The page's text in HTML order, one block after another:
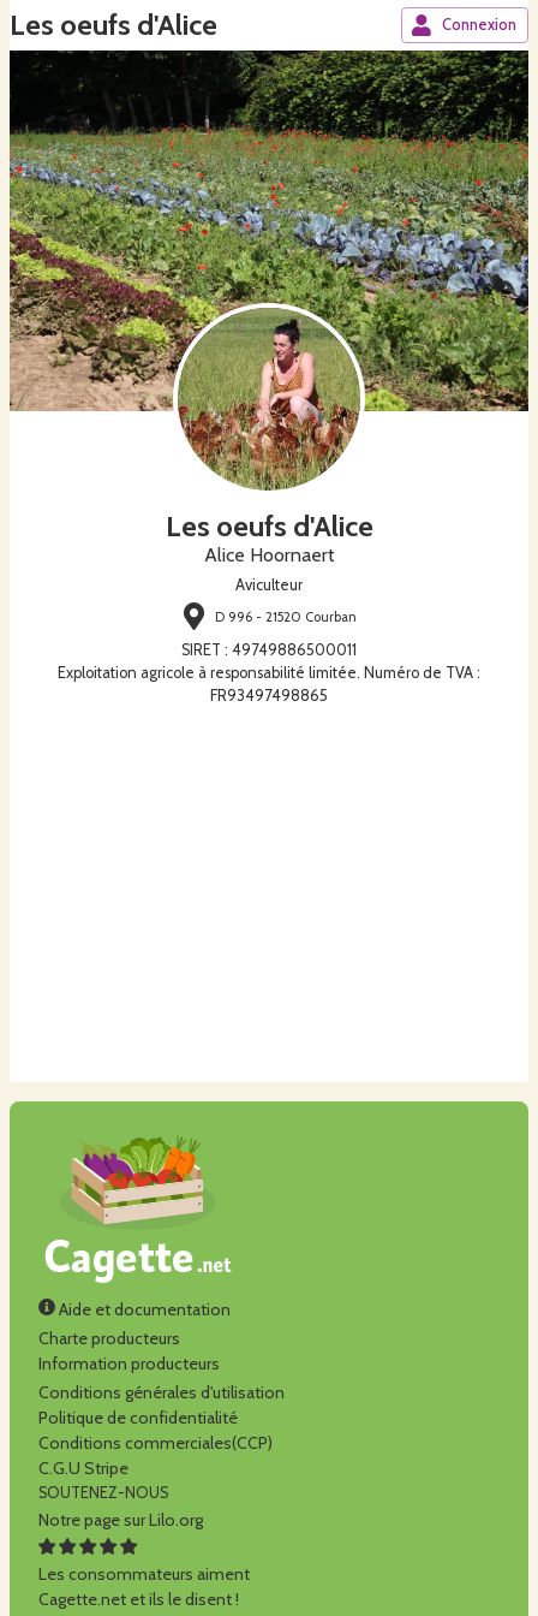
Les oeufs d'Alice Connexion
Les oeufs d'Alice
Alice Hoornaert
Aviculteur
D 996 - 21520 Courban
SIRET : 49749886500011
Exploitation agricole à responsabilité limitée. Numéro de TVA :
FR93497498865
Aide et documentation
Charte producteurs
Information producteurs
Conditions générales d'utilisation
Politique de confidentialité
Conditions commerciales(CCP)
C.G.U Stripe
SOUTENEZ-NOUS
Notre page sur Lilo.org
Les consommateurs aiment
Cagette.net et ils le disent !